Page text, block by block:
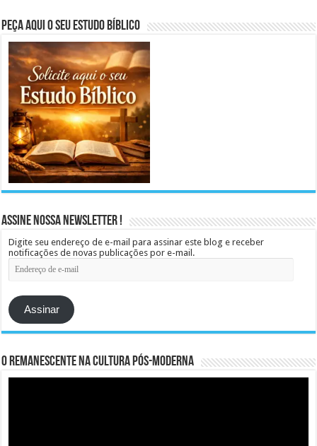
Peça aqui o seu Estudo Bíblico
Assine Nossa Newsletter !
Digite seu endereço de e-mail para assinar este blog e receber
notificações de novas publicações por e-mail.
Endereço
de
mail
Assinar
O remanescente na cultura pós-moderna